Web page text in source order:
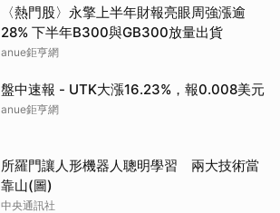
〈熱門股〉永擎上半年財報亮眼周強漲逾
28% 下半年B300與GB300放量出貨
anue鉅亨網
盤中速報 - UTK大漲16.23%，報0.008美元
anue鉅亨網
所羅門讓人形機器人聰明學習 兩大技術當
靠山(圖)
中央通訊社